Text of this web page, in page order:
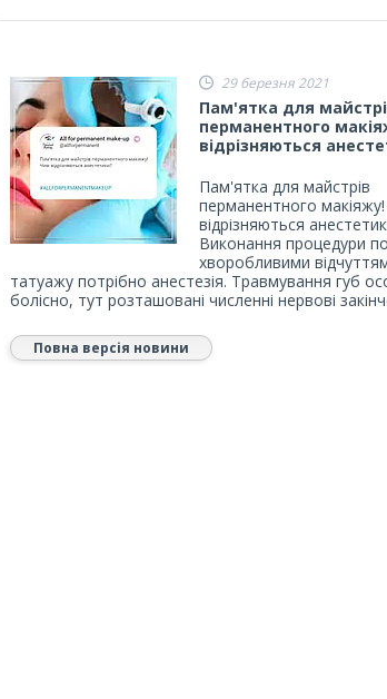
29 березня 2021
Пам'ятка для
перманентного
відрізняються
Пам'ятка для майстрів
перманентного
відрізняються
Виконання процедури
хворобливими
татуажу потрібно анестезія. Травмування губ
болісно, тут розташовані численні нервові
Повна версія новини